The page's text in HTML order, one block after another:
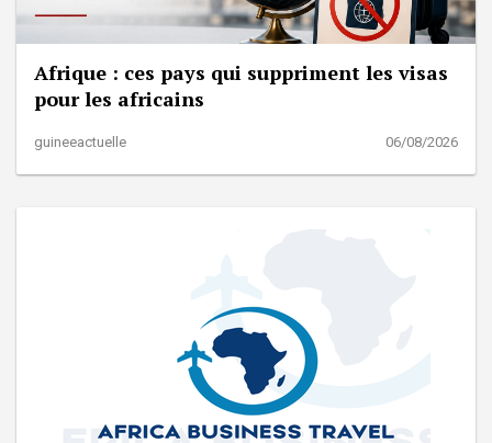
Afrique : ces pays qui suppriment les visas
pour les africains
guineeactuelle 06/08/2026